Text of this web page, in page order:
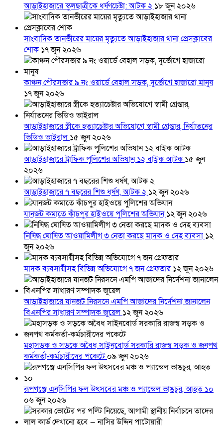
আড়াইহাজারে স্কুলছাত্রীকে ধর্ষণচেষ্টা: আটক ২ ১৮ জুন ২০২৬
সাংবাদিক তানভীরের মায়ের মৃত্যুতে আড়াইহাজার থানা প্রেসক্লাবের
শোক ১৭ জুন ২০২৬
কাঞ্চন পৌরসভার ৯ নং ওয়ার্ডে বেহাল সড়ক, দুর্ভোগে হাজারো মানুষ
১৭ জুন ২০২৬
আড়াইহাজারে স্ত্রীকে হত্যাচেষ্টার অভিযোগে স্বামী গ্রেপ্তার, নির্যাতনের
ভিডিও ভাইরাল ১৫ জুন ২০২৬
আড়াইহাজারে ট্রাফিক পুলিশের অভিযান ১২ বাইক আটক ১৫ জুন
২০২৬
আড়াইহাজারে ৭ বছরের শিশু ধর্ষণ, আটক ২ ১২ জুন ২০২৬
যানজট কমাতে কাঁচপুর হাইওয়ে পুলিশের অভিযান১২ জুন ২০২৬
নিষিদ্ধ ঘোষিত আওয়ামিলীগ ৩ নেতা করছে মাদক ও দেহ ব্যবসা ১২
জুন ২০২৬
মাদক ব্যবসায়ীসহ বিভিন্ন অভিযোগে ৭ জন গ্রেফতার১২ জুন ২০২৬
আড়াইহাজারে যানজট নিরসনে এমপি আজাদের নির্দেশনা জানালেন
বিএনপির সাধারণ সম্পাদক জুয়েল ১২ জুন ২০২৬
মহাসড়ক ও সড়কে অবৈধ সাইনবোর্ড সরকারি রাজস্ব সড়ক ও জনপথ
কর্মকর্তা-কর্মচারীদের পকেটে০৯ জুন ২০২৬
রূপগঞ্জে এনসিপির ফল উৎসবের মঞ্চ ও প্যান্ডেল ভাঙচুর, আহত ১০
০৬ জুন ২০২৬